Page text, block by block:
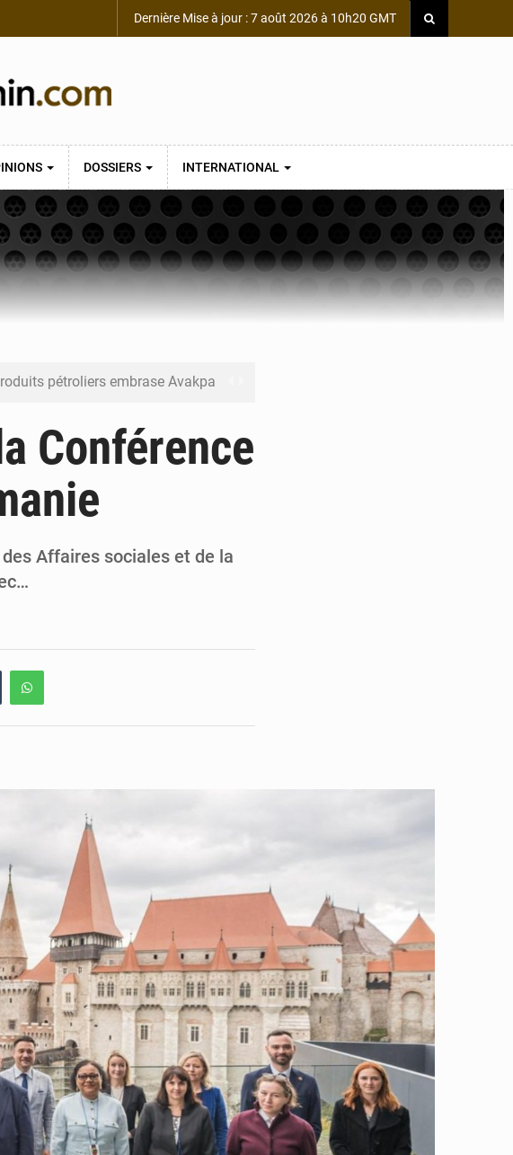
Dernière Mise à jour : 7 août 2026 à 10h20 GMT
DOSSIERS INTERNATIONAL
pétroliers embrase Avakpa
chantier du siège de l’Assemblée
inédit
Conférence
Affaires sociales et de la